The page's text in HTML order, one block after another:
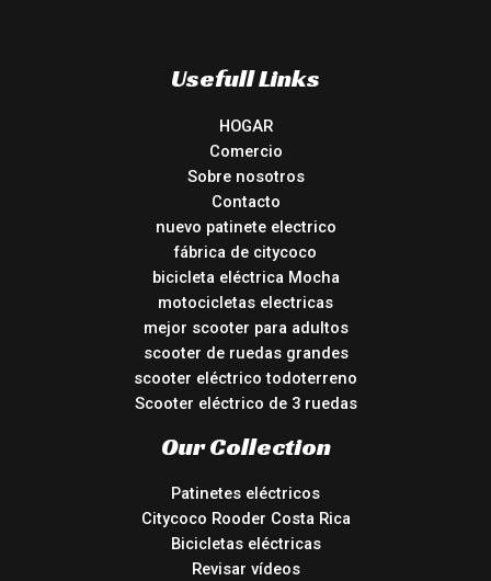
Usefull Links
HOGAR
Comercio
Sobre nosotros
Contacto
nuevo patinete electrico
fábrica de citycoco
bicicleta eléctrica Mocha
motocicletas electricas
mejor scooter para adultos
scooter de ruedas grandes
scooter eléctrico todoterreno
Scooter eléctrico de 3 ruedas
Our Collection
Patinetes eléctricos
Citycoco Rooder Costa Rica
Bicicletas eléctricas
Revisar vídeos